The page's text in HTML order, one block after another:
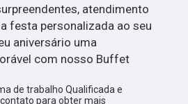
atendimento
festa personalizada ao seu
aniversário uma
com nosso Buffet
de trabalho Qualificada e
para obter mais